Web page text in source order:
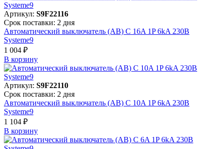
Артикул: S9F22116
Срок поставки: 2 дня
Автоматический выключатель (АВ) C 16A 1P 6kA 230В
Systeme9
1 004 ₽
В корзинy
Артикул: S9F22110
Срок поставки: 2 дня
Автоматический выключатель (АВ) C 10A 1P 6kA 230В
Systeme9
1 104 ₽
В корзинy